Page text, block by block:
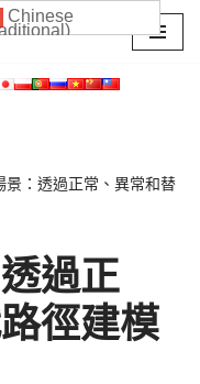
景：透過正常、異常和替
過正
徑建模
Chinese